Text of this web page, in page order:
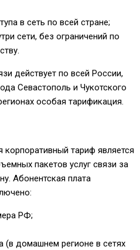
в сеть по всей стране;
сети, без ограничений по
действует по всей России,
Севастополь и Чукотского
особая тарификация.
тариф является
пакетов услуг связи за
Абонентская плата
РФ;
(в домашнем регионе в сетях